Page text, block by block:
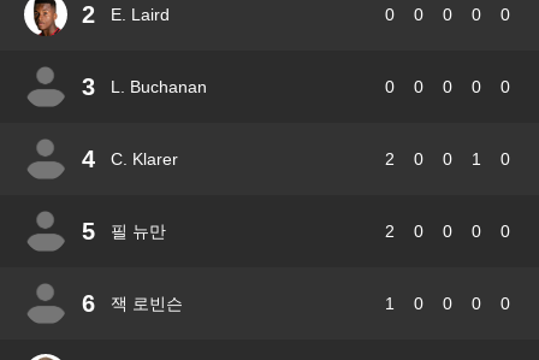
2 E. Laird 0 0 0 0 0
3 L. Buchanan 0 0 0 0 0
4 C. Klarer 2 0 0 1 0
5 필 뉴만 2 0 0 0 0
6 잭 로빈슨 1 0 0 0 0